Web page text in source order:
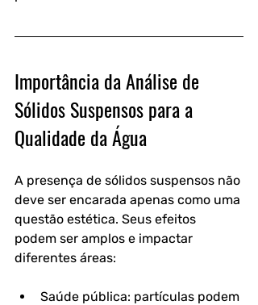
Importância da Análise de
Sólidos Suspensos para a
Qualidade da Água
A presença de sólidos suspensos não
deve ser encarada apenas como uma
questão estética. Seus efeitos
podem ser amplos e impactar
diferentes áreas:
Saúde pública: partículas podem